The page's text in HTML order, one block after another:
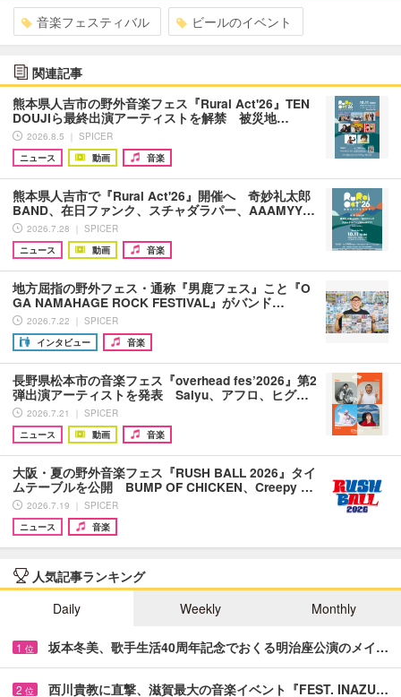
音楽フェスティバル ビールのイベント
関連記事
熊本県人吉市の野外音楽フェス『Rural Act'26』TEN
DOUJIら最終出演アーティストを解禁 被災地…
2026.8.5 ｜ SPICER
ニュース
動画 音楽
熊本県人吉市で『Rural Act'26』開催へ 奇妙礼太郎
BAND、在日ファンク、スチャダラパー、AAAMYY…
2026.7.28 ｜ SPICER
ニュース
動画 音楽
地方屈指の野外フェス・通称『男鹿フェス』こと『O
GA NAMAHAGE ROCK FESTIVAL』がバンド…
2026.7.22 ｜ SPICER
インタビュー
音楽
長野県松本市の音楽フェス『overhead fes’2026』第2
弾出演アーティストを発表 Salyu、アフロ、ヒグ…
2026.7.21 ｜ SPICER
ニュース
動画 音楽
大阪・夏の野外音楽フェス『RUSH BALL 2026』タイ
ムテーブルを公開 BUMP OF CHICKEN、Creepy …
2026.7.19 ｜ SPICER
ニュース
音楽
人気記事ランキング
Daily
Weekly Monthly
1 位 坂本冬美、歌手生活40周年記念でおくる明治座公演のメイ…
2 位 西川貴教に直撃、滋賀最大の音楽イベント『FEST. INAZU…